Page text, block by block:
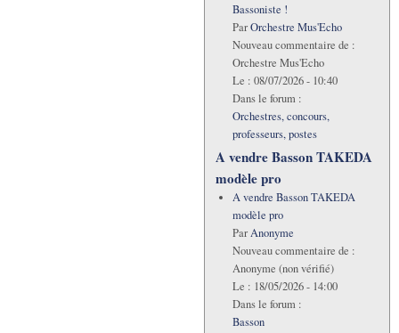
Bassoniste !
ParOrchestre Mus'Echo
Nouveau commentaire de :
Orchestre Mus'Echo
Le : 08/07/2026 - 10:40
Dans le forum :
Orchestres, concours,
professeurs, postes
A vendre Basson TAKEDA
modèle pro
A vendre Basson TAKEDA
modèle pro
ParAnonyme
Nouveau commentaire de :
Anonyme (non vérifié)
Le : 18/05/2026 - 14:00
Dans le forum :
Basson